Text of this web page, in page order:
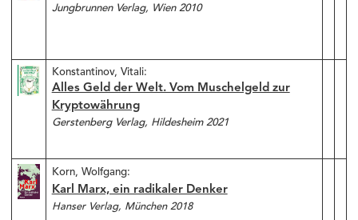
Jungbrunnen Verlag, Wien 2010
Konstantinov, Vitali:
Alles Geld der Welt. Vom Muschelgeld zur
Kryptowährung
Gerstenberg Verlag, Hildesheim 2021
Korn, Wolfgang:
Karl Marx, ein radikaler Denker
Hanser Verlag, München 2018